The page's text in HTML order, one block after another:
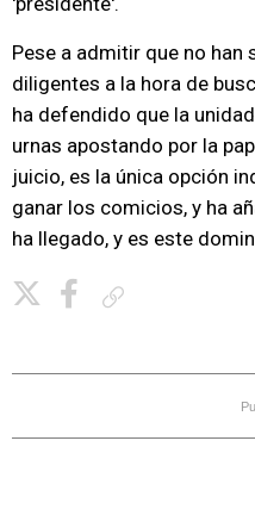
Pese a admitir que no
diligentes a la hora de
ha defendido que la
urnas apostando por la
juicio, es la única opción
ganar los comicios, y ha
ha llegado, y es este